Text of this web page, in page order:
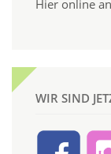
Hier online
WIR SIND